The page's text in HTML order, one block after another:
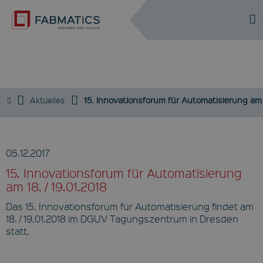
DE
Aktuelles 15. Innovationsforum für Automatisierung am
05.12.2017
15. Innovationsforum für Automatisierung
am 18. / 19.01.2018
Das 15. Innovationsforum für Automatisierung findet am
18. / 19.01.2018 im DGUV Tagungszentrum in Dresden
statt.